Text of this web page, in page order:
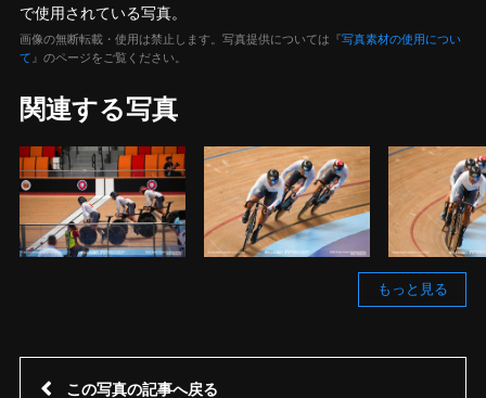
で使用されている写真。
画像の無断転載・使用は禁止します。写真提供については『写真素材の使用につい
て 』のページをご覧ください。
関連する写真
もっと見る
この写真の記事へ戻る